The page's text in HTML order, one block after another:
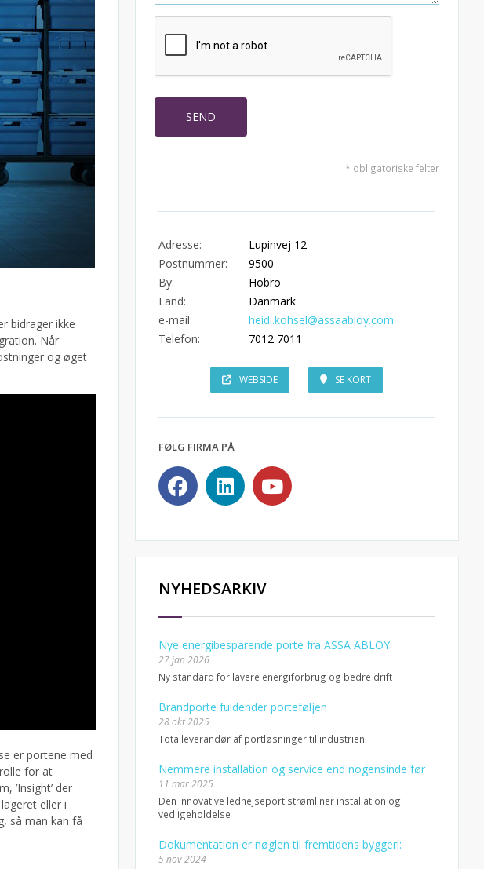
bidrager ikke
Når
og øget
er portene med
for at
’Insight’ der
eller i
så man kan få
* obligatoriske felter
Adresse:
Lupinvej 12
Postnummer:
9500
By:
Hobro
Land:
Danmark
e-mail:
heidi.kohsel@assaabloy.com
Telefon:
7012 7011
WEBSIDE SE KORT
FØLG FIRMA PÅ
NYHEDSARKIV
Nye energibesparende porte fra ASSA ABLOY
27 jan 2026
Ny standard for lavere energiforbrug og bedre drift
Brandporte fuldender porteføljen
28 okt 2025
Totalleverandør af portløsninger til industrien
Nemmere installation og service end nogensinde før
11 mar 2025
Den innovative ledhejseport strømliner installation og
vedligeholdelse
Dokumentation er nøglen til fremtidens byggeri:
5 nov 2024